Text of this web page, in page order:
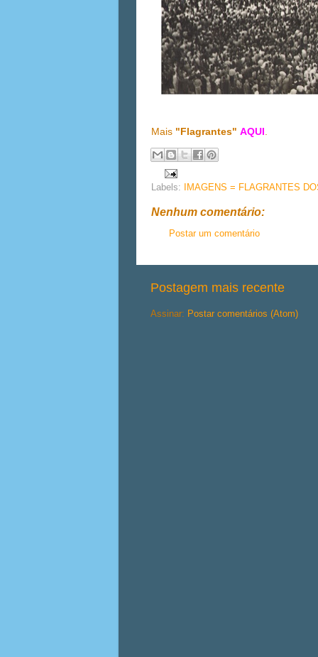
Mais "Flagrantes" AQUI.
Labels: IMAGENS = FLAGRANTES
Nenhum comentário:
Postar um comentário
Postagem mais recente
Assinar: Postar comentários (Atom)